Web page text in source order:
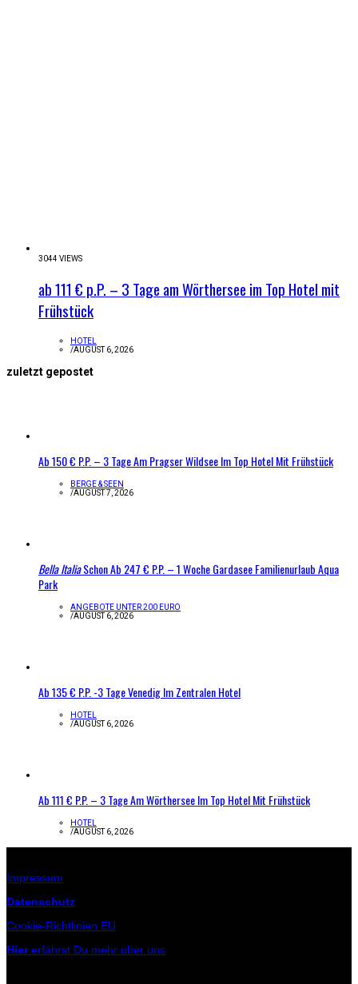
3044 VIEWS
ab 111 € p.P. – 3 Tage am Wörthersee im Top Hotel mit
Frühstück
HOTEL
/AUGUST 6, 2026
zuletzt gepostet
Ab 150 € P.P. – 3 Tage Am Pragser Wildsee Im Top Hotel Mit Frühstück
BERGE & SEEN
/AUGUST 7, 2026
Bella ItaliaSchon Ab 247 € P.P. – 1 Woche Gardasee Familienurlaub Aqua
Park
ANGEBOTE UNTER 200 EURO
/AUGUST 6, 2026
Ab 135 € P.P. -3 Tage Venedig Im Zentralen Hotel
HOTEL
/AUGUST 6, 2026
Ab 111 € P.P. – 3 Tage Am Wörthersee Im Top Hotel Mit Frühstück
HOTEL
/AUGUST 6, 2026
Impressum
Datenschutz
Cookie-Richtlinien EU
Hiererfährst Du mehr über uns